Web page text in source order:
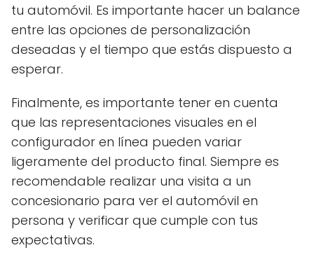
tu automóvil. Es importante hacer un balance
entre las opciones de personalización
deseadas y el tiempo que estás dispuesto a
esperar.
Finalmente, es importante tener en cuenta
que las representaciones visuales en el
configurador en línea pueden variar
ligeramente del producto final. Siempre es
recomendable realizar una visita a un
concesionario para ver el automóvil en
persona y verificar que cumple con tus
expectativas.